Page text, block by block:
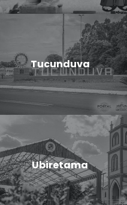
Tucunduva
Ubiretama